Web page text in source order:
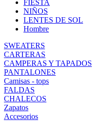
FIESTA
NIÑOS
LENTES DE SOL
Hombre
SWEATERS
CARTERAS
CAMPERAS Y TAPADOS
PANTALONES
Camisas - tops
FALDAS
CHALECOS
Zapatos
Accesorios